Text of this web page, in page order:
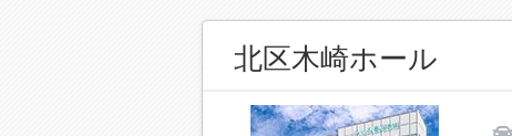
北区木崎ホール